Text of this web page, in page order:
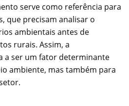
serve como referência para
que precisam analisar o
ambientais antes de
rurais. Assim, a
a ser um fator determinante
ambiente, mas também para